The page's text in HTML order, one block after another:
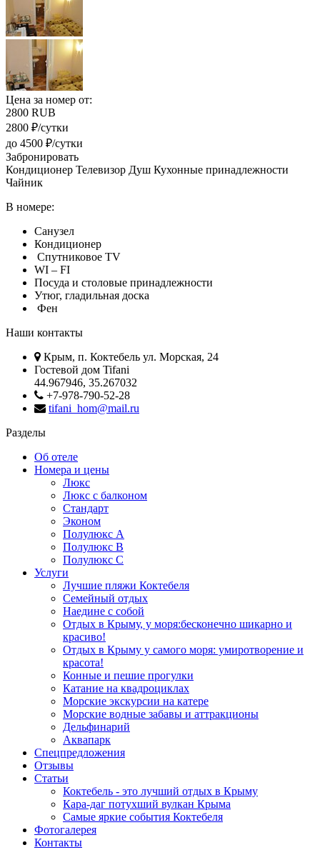
Цена за номер от:
2800 RUB
2800 ₽/сутки
до 4500 ₽/сутки
Забронировать
Кондиционер Телевизор Душ Кухонные принадлежности
Чайник
В номере:
Санузел
Кондиционер
Спутниковое TV
WI – FI
Посуда и столовые принадлежности
Утюг, гладильная доска
Фен
Наши контакты
Крым, п. Коктебель ул. Морская, 24
Гостевой дом Tifani
44.967946, 35.267032
+7-978-790-52-28
tifani_hom@mail.ru
Разделы
Об отеле
Номера и цены
Люкс
Люкс с балконом
Стандарт
Эконом
Полулюкс А
Полулюкс B
Полулюкс С
Услуги
Лучшие пляжи Коктебеля
Семейный отдых
Наедине с собой
Отдых в Крыму, у моря:бесконечно шикарно и
красиво!
Отдых в Крыму у самого моря: умиротворение и
красота!
Конные и пешие прогулки
Катание на квадроциклах
Морские экскурсии на катере
Морские водные забавы и аттракционы
Дельфинарий
Аквапарк
Спецпредложения
Отзывы
Статьи
Коктебель - это лучший отдых в Крыму
Кара-даг потухший вулкан Крыма
Самые яркие события Коктебеля
Фотогалерея
Контакты